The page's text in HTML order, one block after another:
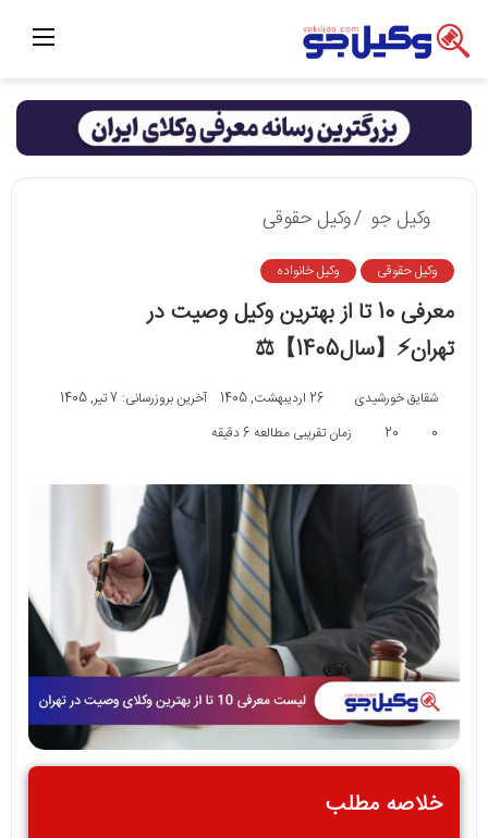
منو
وکیل جو /وکیل حقوقی
وکیل حقوقی وکیل خانواده
معرفی 10 تا از بهترین وکیل وصیت در
تهران⚡【سال1405】⚖
شقایق خورشیدی 26 اردیبهشت, 1405
آخرین بروزرسانی: 7 تیر, 1405
0
20 زمان تقریبی مطالعه 6 دقیقه
خلاصه مطلب